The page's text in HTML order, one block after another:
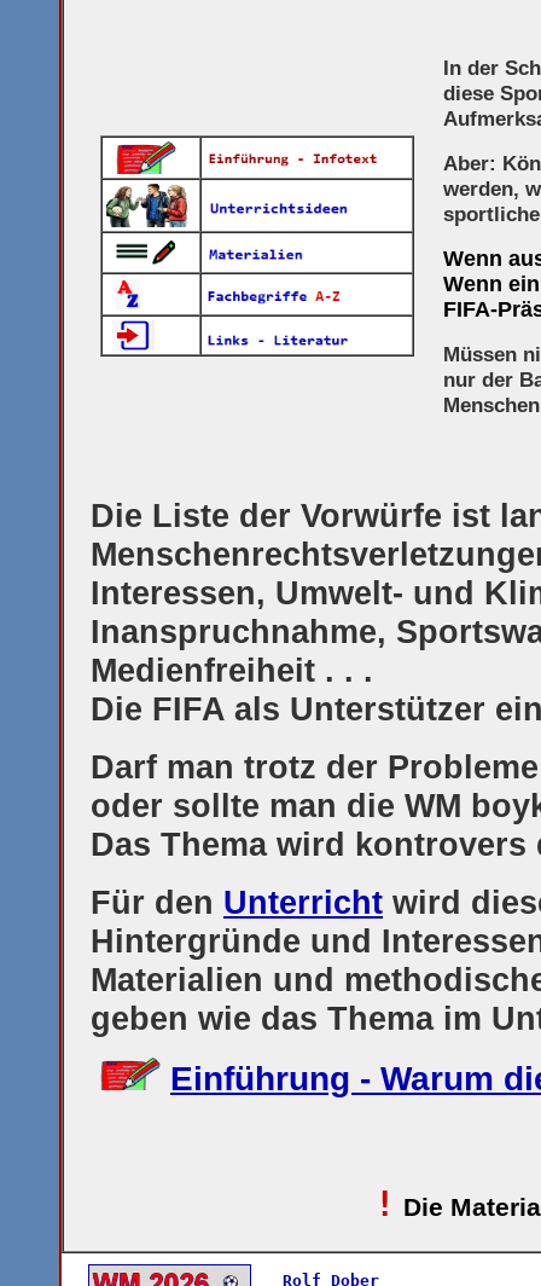
In der
diese
Aber:
werden,
Wenn
Wenn
FIFA-
Müssen
nur der
Die Liste der Vorwürfe ist
Interessen, Umwelt- und
Inanspruchnahme,
Medienfreiheit . . .
Die FIFA als Unterstützer
Darf man trotz der
oder sollte man die WM
Das Thema wird
Für den Unterricht wird
Hintergründe und
Materialien und
geben wie das Thema im
Einführung - Warum
! Die
Rolf Dober